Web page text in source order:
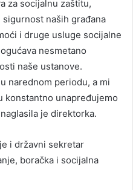
za socijalnu zaštitu,
naših građana
i druge usluge socijalne
nesmetano
naše ustanove.
narednom periodu, a mi
konstantno unapređujemo
je direktorka.
i državni sekretar
boračka i socijalna